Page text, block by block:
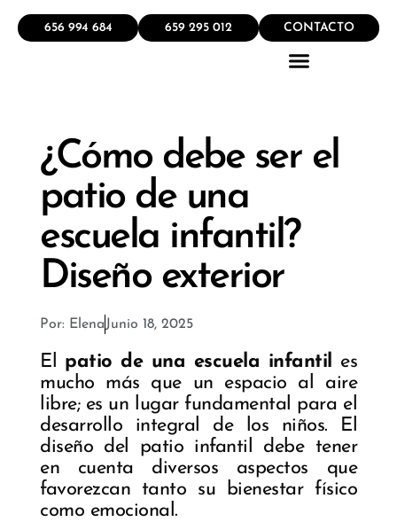
656 994 684 659 295 012 CONTACTO
¿Cómo debe ser el
patio de una
escuela infantil?
Diseño exterior
Por: Elena Junio 18, 2025
El patio de una escuela infantil es
mucho más que un espacio al aire
libre; es un lugar fundamental para el
desarrollo integral de los niños. El
diseño del patio infantil debe tener
en cuenta diversos aspectos que
favorezcan tanto su bienestar físico
como emocional.